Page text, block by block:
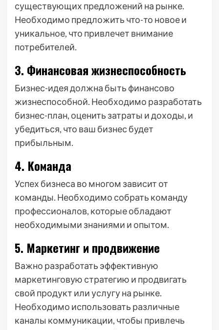
существующих предложений на рынке.
Необходимо предложить что-то новое и
уникальное, что привлечет внимание
потребителей.
3. Финансовая жизнеспособность
Бизнес-идея должна быть финансово
жизнеспособной. Необходимо разработать
бизнес-план, оценить затраты и доходы, и
убедиться, что ваш бизнес будет
прибыльным.
4. Команда
Успех бизнеса во многом зависит от
команды. Необходимо собрать команду
профессионалов, которые обладают
необходимыми знаниями и опытом.
5. Маркетинг и продвижение
Важно разработать эффективную
маркетинговую стратегию и продвигать
свой продукт или услугу на рынке.
Необходимо использовать различные
каналы коммуникации, чтобы привлечь